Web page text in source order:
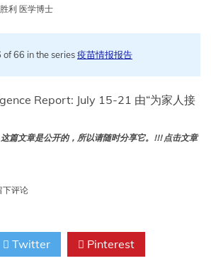
利 医学博士
66 in the series疫苗情报报告
Report: July 15-21 由“为家人接
篇文章是公开的，所以请随时分享它。!!! 点击文章
下评论
Twitter Pinterest